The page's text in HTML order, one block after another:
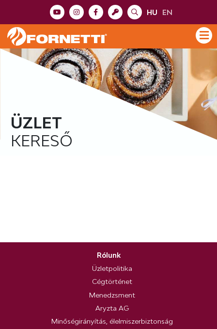
HU EN
ÜZLET
KERESŐ
Rólunk
Üzletpolitika
Cégtörténet
Menedzsment
Aryzta AG
Minőségirányítás, élelmiszerbiztonság